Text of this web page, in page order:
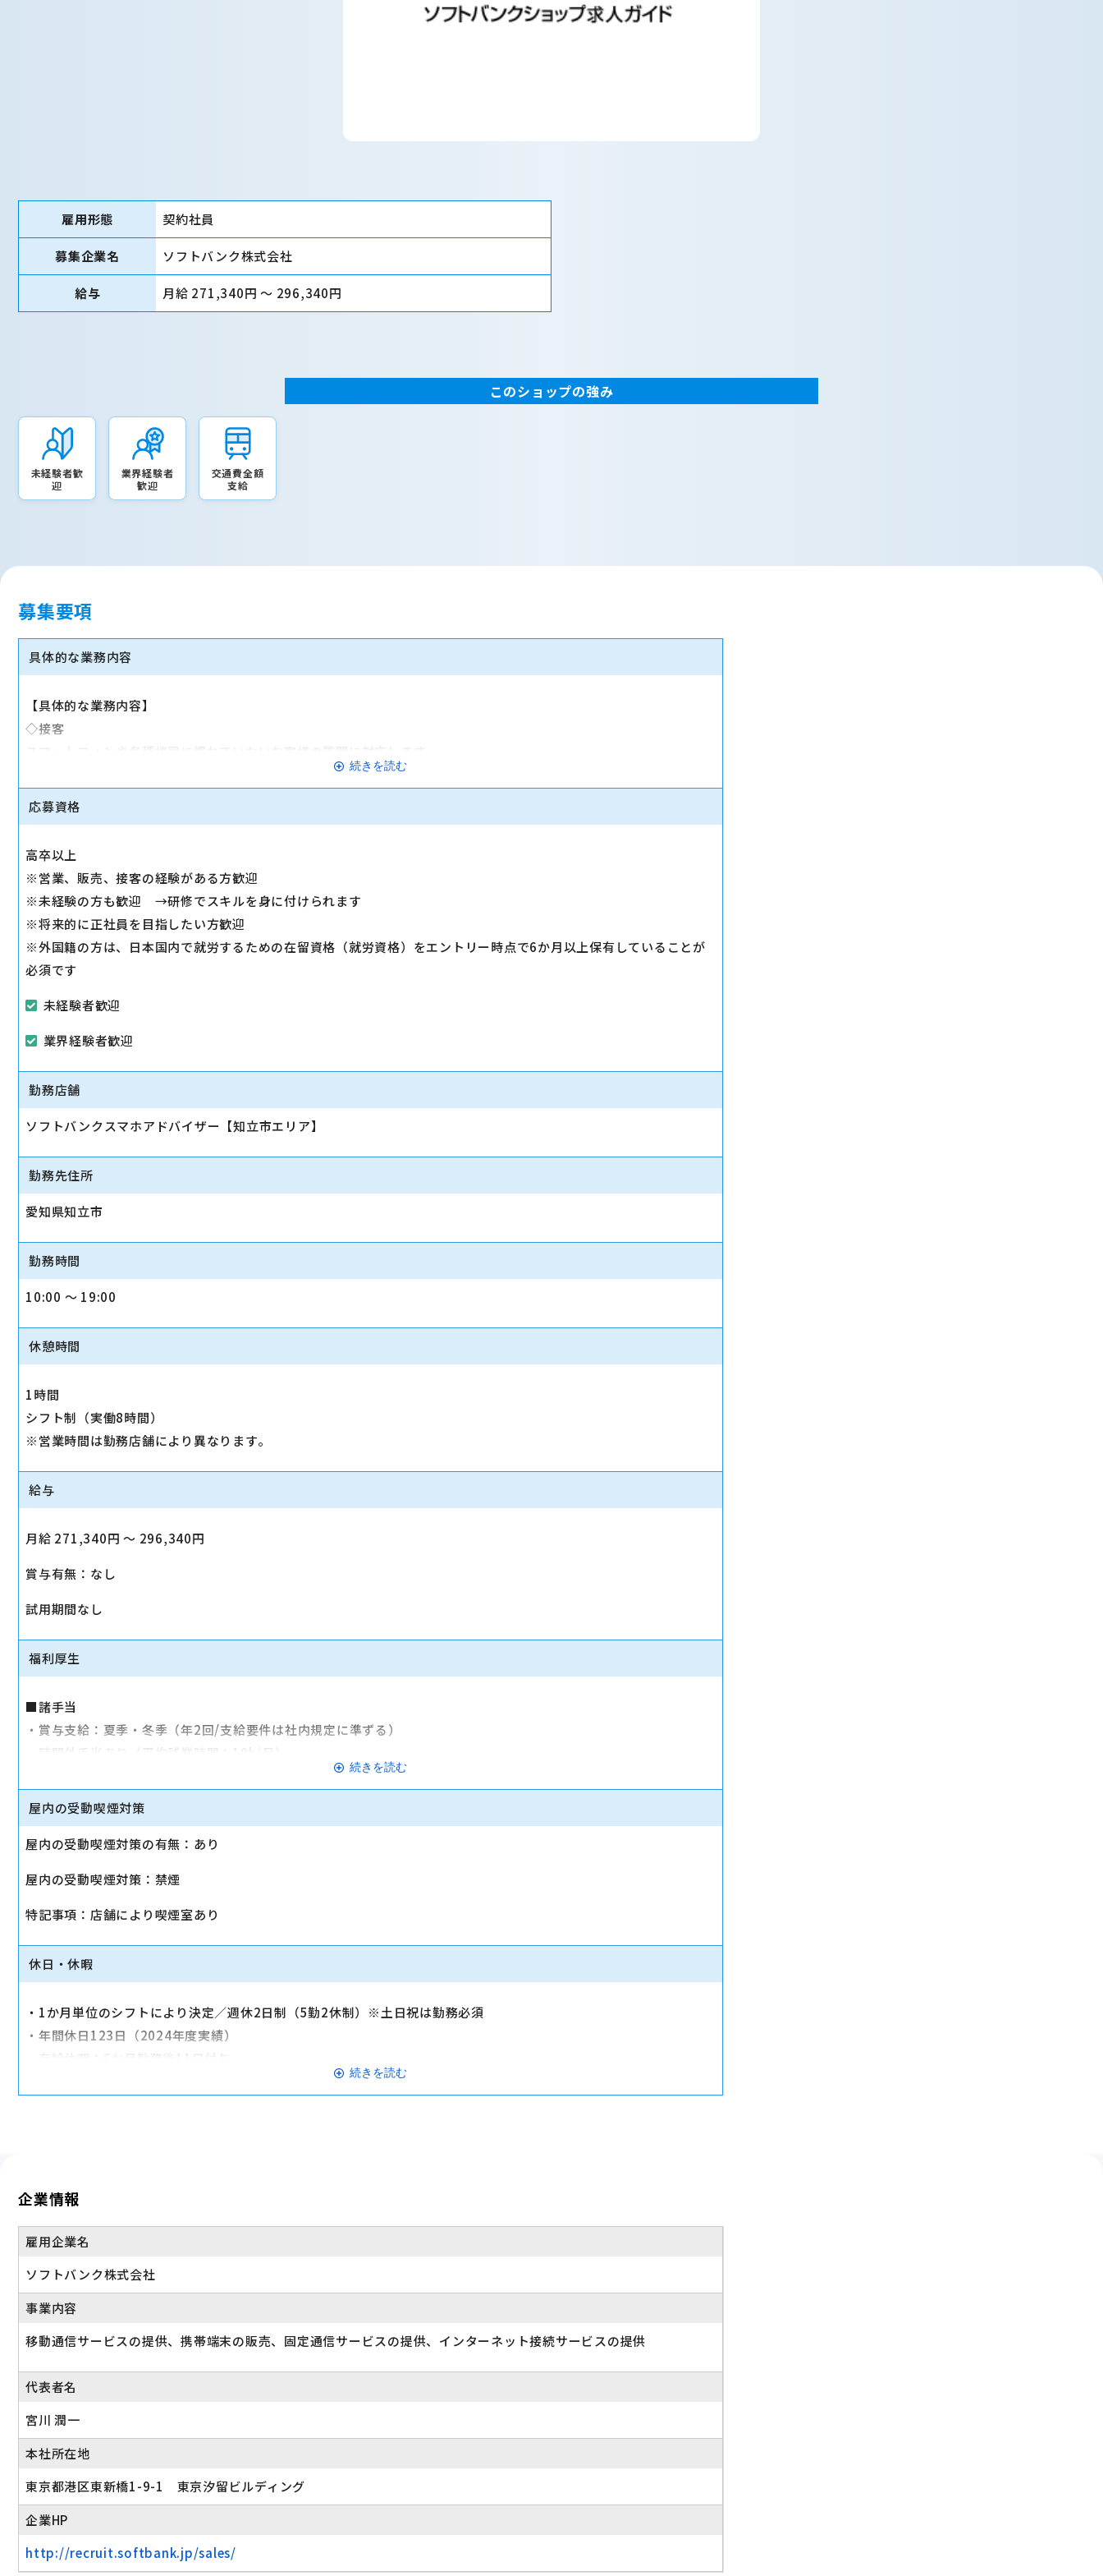
雇用形態 契約社員
募集企業名 ソフトバンク株式会社
給与 月給 271,340円 〜 296,340円
このショップの強み
未経験者歓
迎
業界経験者
歓迎
交通費全額
支給
募集要項
具体的な業務内容
【具体的な業務内容】
◇接客
スマートフォンや各種機器に慣れていないお客様の質問に対応します。
1日2～3回、スマホ教室を開催します。
◇注力サービスのご提案
スマホ教室を通して「PayPay」「Yahoo!ショッピング」「LINE」など、おススメサービスを体験いただきながら提案
します。
続きを読む
応募資格
高卒以上
※営業、販売、接客の経験がある方歓迎
※未経験の方も歓迎 →研修でスキルを身に付けられます
※将来的に正社員を目指したい方歓迎
※外国籍の方は、日本国内で就労するための在留資格（就労資格）をエントリー時点で6か月以上保有していることが
必須です
未経験者歓迎
業界経験者歓迎
勤務店舗
ソフトバンクスマホアドバイザー【知立市エリア】
勤務先住所
愛知県知立市
勤務時間
10:00 〜 19:00
休憩時間
1時間
シフト制（実働8時間）
※営業時間は勤務店舗により異なります。
給与
月給 271,340円 〜 296,340円
賞与有無：なし
試用期間なし
福利厚生
■諸手当
・賞与支給：夏季・冬季（年2回/支給要件は社内規定に準ずる）
・時間外手当あり（平均残業時間：10h/月）
■その他
・入社時に研修有（職種・地域によって研修日程が異なる）
・福利厚生制度あり（自社インターネット優待制度等）
交通費全額支給
続きを読む
屋内の受動喫煙対策
屋内の受動喫煙対策の有無：あり
屋内の受動喫煙対策：禁煙
特記事項：店舗により喫煙室あり
休日・休暇
・1か月単位のシフトにより決定／週休2日制（5勤2休制）※土日祝は勤務必須
・年間休日123日（2024年度実績）
・有給休暇：6か月勤務後11日付与
・特別有給休暇：結婚休暇・配偶者出産休暇・交通遮断休暇・忌引休暇
続きを読む
企業情報
雇用企業名
ソフトバンク株式会社
事業内容
移動通信サービスの提供、携帯端末の販売、固定通信サービスの提供、インターネット接続サービスの提供
代表者名
宮川 潤一
本社所在地
東京都港区東新橋1-9-1 東京汐留ビルディング
企業HP
http://recruit.softbank.jp/sales/